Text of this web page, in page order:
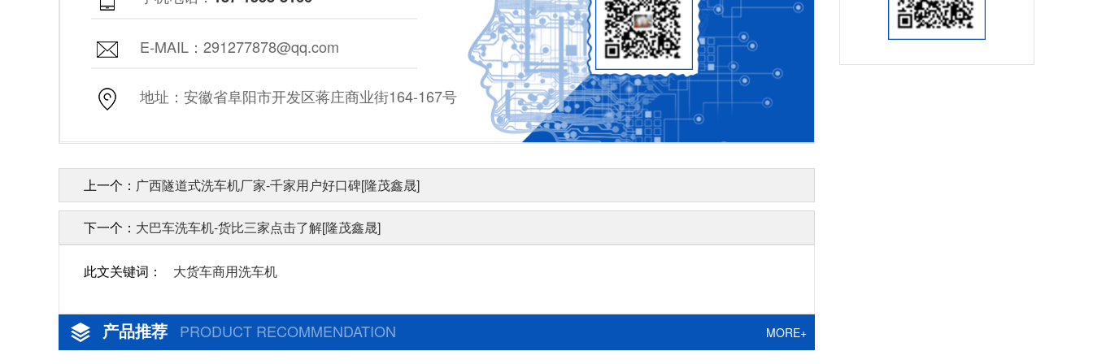
E-MAIL：291277878@qq.com
地址：安徽省阜阳市开发区蒋庄商业街164-167号
上一个： 广西隧道式洗车机厂家-千家用户好口碑[隆茂鑫晟]
下一个： 大巴车洗车机-货比三家点击了解[隆茂鑫晟]
此文关键词： 大货车商用洗车机
产品推荐 PRODUCT RECOMMENDATION MORE+